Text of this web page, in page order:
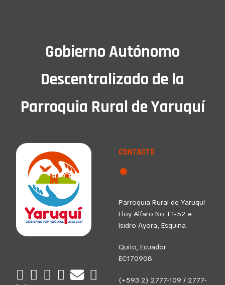
Gobierno Autónomo
Descentralizado de la
Parroquia Rural de Yaruquí
CONTACTO
Parroquia Rural de Yaruquí
Eloy Alfaro No. E1-52 e
Isidro Ayora, Esquina
Quito, Ecuador
EC170908
(+593 2) 2777-109 / 2777-